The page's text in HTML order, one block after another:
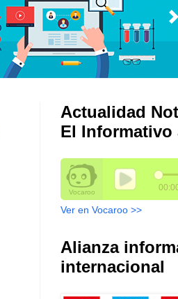
Actualidad
El Informativo
Ver en Vocaroo >>
Alianza
internacional